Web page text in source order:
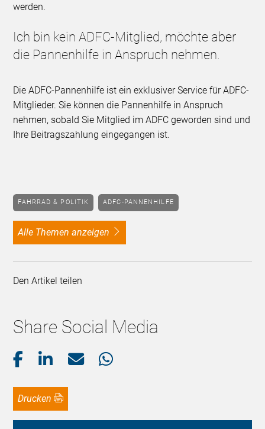
werden.
Ich bin kein ADFC-Mitglied, möchte aber
die Pannenhilfe in Anspruch nehmen.
Die ADFC-Pannenhilfe ist ein exklusiver Service für ADFC-
Mitglieder. Sie können die Pannenhilfe in Anspruch
nehmen, sobald Sie Mitglied im ADFC geworden sind und
Ihre Beitragszahlung eingegangen ist.
FAHRRAD & POLITIK ADFC-PANNENHILFE
alle Themen anzeigen
Den Artikel teilen
Share Social Media
Drucken